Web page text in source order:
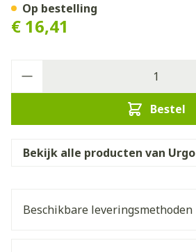
€ 16,41
Bestel
Op bestelling
Bekijk alle producten van Urgo
Beschikbare leveringsmethoden